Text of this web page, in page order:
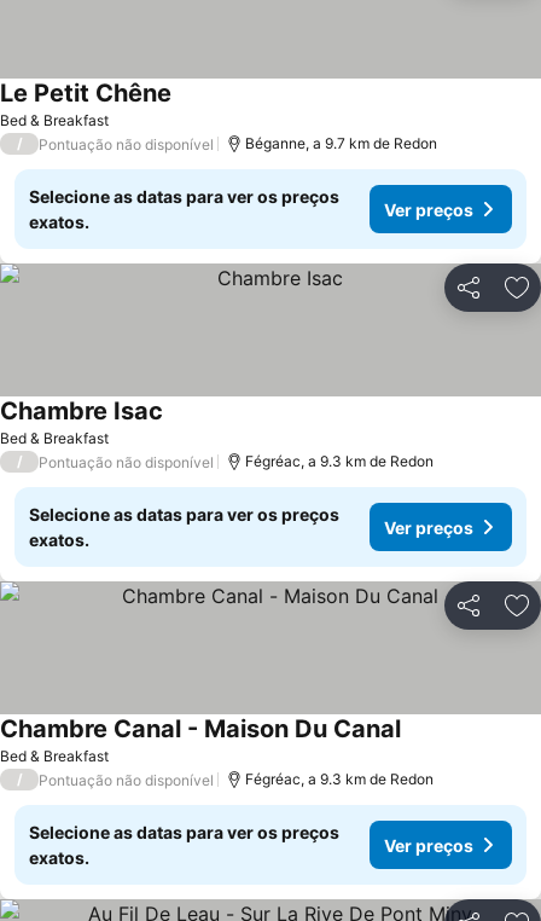
Bed & Breakfast
Le Petit Chêne
/ Pontuação não disponível Béganne, a 9.7 km de Redon
Selecione as datas para ver os preços
exatos.
Ver preços
Partilhar
Bed & Breakfast
Chambre Isac
/ Pontuação não disponível Fégréac, a 9.3 km de Redon
Selecione as datas para ver os preços
exatos.
Ver preços
Partilhar
Bed & Breakfast
Chambre Canal - Maison Du Canal
/ Pontuação não disponível Fégréac, a 9.3 km de Redon
Selecione as datas para ver os preços
exatos.
Ver preços